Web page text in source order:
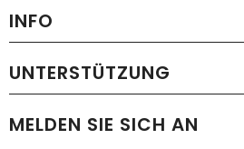
INFO
UNTERSTÜTZUNG
MELDEN SIE SICH AN